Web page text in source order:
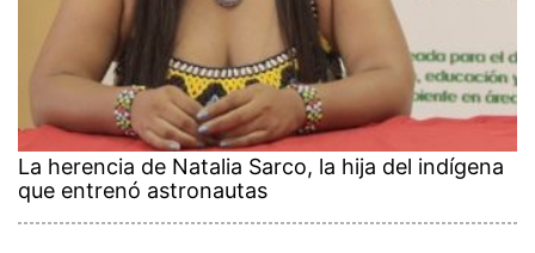
La herencia de Natalia Sarco, la hija del indígena
que entrenó astronautas